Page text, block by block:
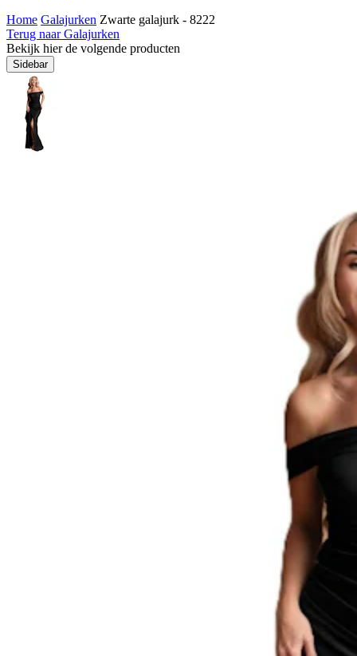
Home Galajurken Zwarte galajurk - 8222
Terug naar Galajurken
Bekijk hier de volgende producten
Sidebar